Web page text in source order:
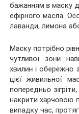
бажанням в маску
ефірного масла.
лаванди, лимона
Маску потрібно
чутливої зони
хвилин і
цієї живильної
попередньо
накрити харчовою
випадку час,